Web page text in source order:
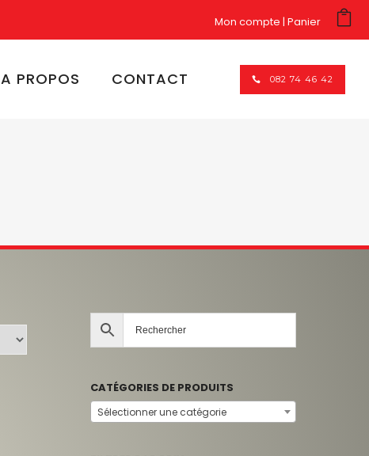
Mon compte Panier
082 74 46 42
A PROPOS CONTACT
CATÉGORIES DE PRODUITS
Sélectionner une catégorie